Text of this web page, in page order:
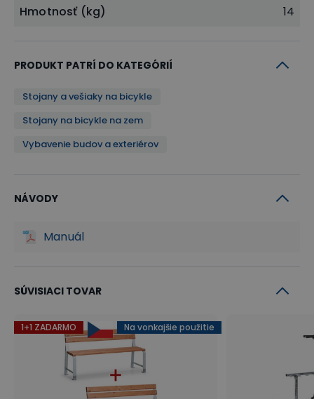
Uchytenie bicykla: za predné alebo zadné koleso
Na okamžité použitie bez nutnosti montáže
Hmotnosť (kg)
14
PRODUKT PATRÍ DO KATEGÓRIÍ
Stojany a vešiaky na bicykle
Stojany na bicykle na zem
Vybavenie budov a exteriérov
NÁVODY
Manuál
SÚVISIACI TOVAR
1+1 ZADARMO Na vonkajšie použitie